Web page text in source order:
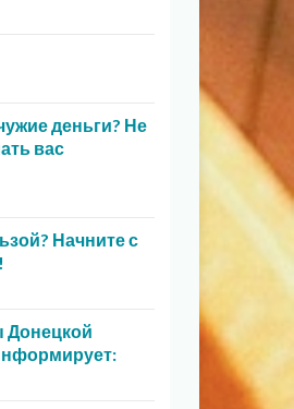
деньги? Не
вас
Начните с
Донецкой